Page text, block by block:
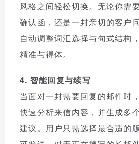
风格之间轻松切换。无论你需
确认函，还是一封亲切的客户
自动调整词汇选择与句式结构
精准与得体。
4. 智能回复与续写
当面对一封需要回复的邮件时
快速分析来信内容，并生成多
建议。用户只需选择最合适的